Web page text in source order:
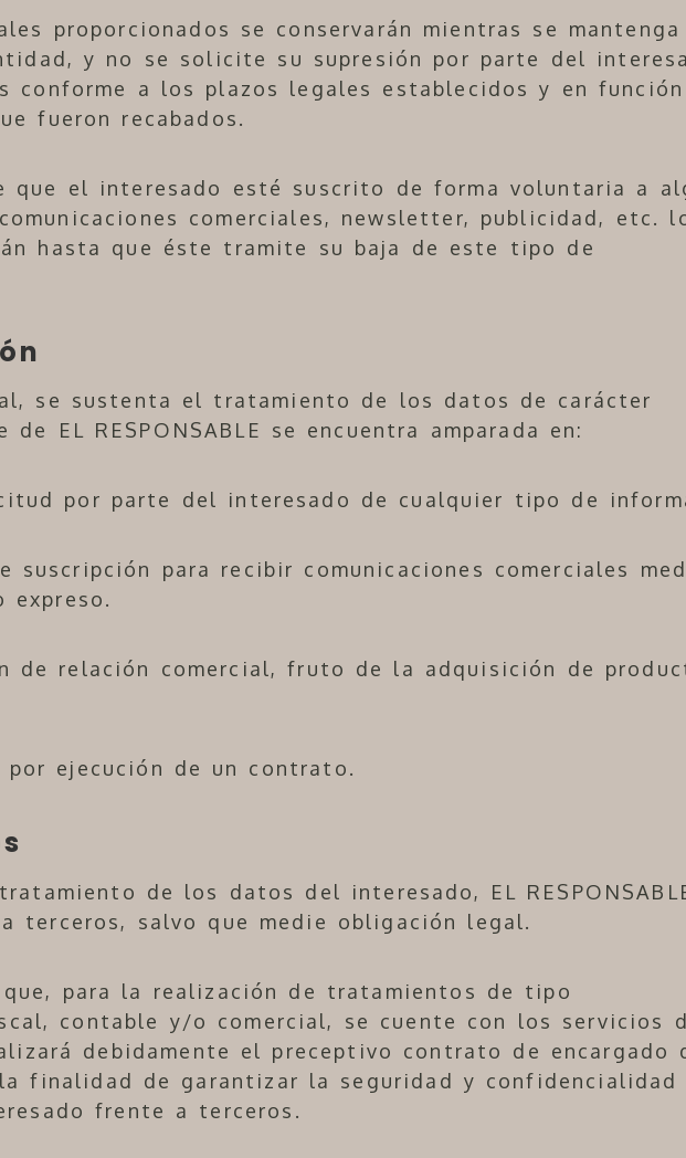
proporcionados se conservarán mientras se mantenga
y no se solicite su supresión por parte del
conforme a los plazos legales establecidos y en
fueron recabados.
que el interesado esté suscrito de forma voluntaria a
comerciales, newsletter, publicidad, etc.
hasta que éste tramite su baja de este tipo de
se sustenta el tratamiento de los datos de carácter
EL RESPONSABLE se encuentra amparada en:
por parte del interesado de cualquier tipo de
suscripción para recibir comunicaciones comerciales
expreso.
de relación comercial, fruto de la adquisición de
por ejecución de un contrato.
de los datos del interesado, EL
terceros, salvo que medie obligación legal.
que, para la realización de tratamientos de tipo
contable y/o comercial, se cuente con los servicios
debidamente el preceptivo contrato de encargado
finalidad de garantizar la seguridad y confidencialidad
frente a terceros.